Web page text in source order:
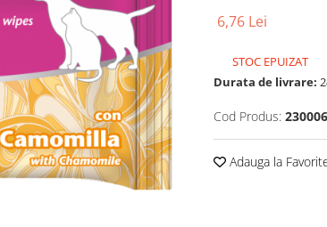
6,76 Lei
STOC EPUIZAT
Durata de livrare:
Cod Produs:
Adauga la